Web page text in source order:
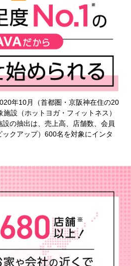
年10月（首都圏・京阪神在住の20
設（ホットヨガ・フィットネス）
の抽出は、売上高、店舗数、会員
クアップ）600名を対象にインタ